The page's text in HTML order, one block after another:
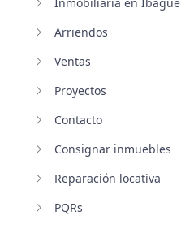
Arriendos
Ventas
Proyectos
Contacto
Consignar inmuebles
Reparación locativa
PQRs